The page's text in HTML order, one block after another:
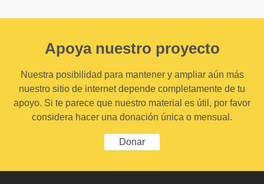
Apoya nuestro proyecto
Nuestra posibilidad para mantener y ampliar aún más
nuestro sitio de internet depende completamente de tu
apoyo. Si te parece que nuestro material es útil, por favor
considera hacer una donación única o mensual.
Donar